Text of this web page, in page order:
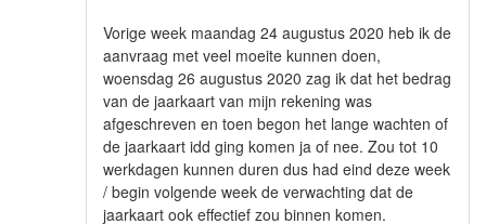
Vorige week maandag 24 augustus 2020 heb ik de
aanvraag met veel moeite kunnen doen,
woensdag 26 augustus 2020 zag ik dat het bedrag
van de jaarkaart van mijn rekening was
afgeschreven en toen begon het lange wachten of
de jaarkaart idd ging komen ja of nee. Zou tot 10
werkdagen kunnen duren dus had eind deze week
/ begin volgende week de verwachting dat de
jaarkaart ook effectief zou binnen komen.